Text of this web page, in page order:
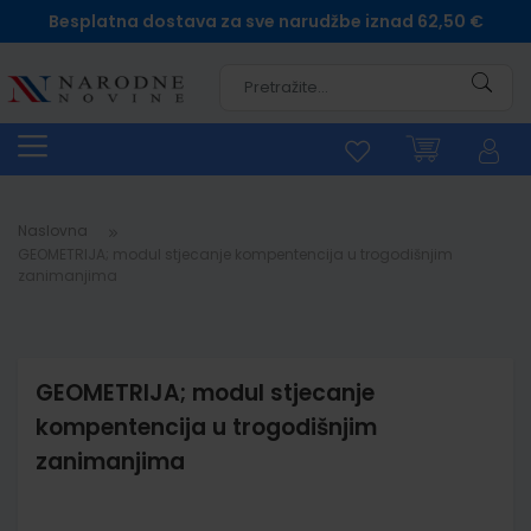
Besplatna dostava za sve narudžbe iznad 62,50 €
Naslovna
GEOMETRIJA; modul stjecanje
kompentencija u trogodišnjim
zanimanjima